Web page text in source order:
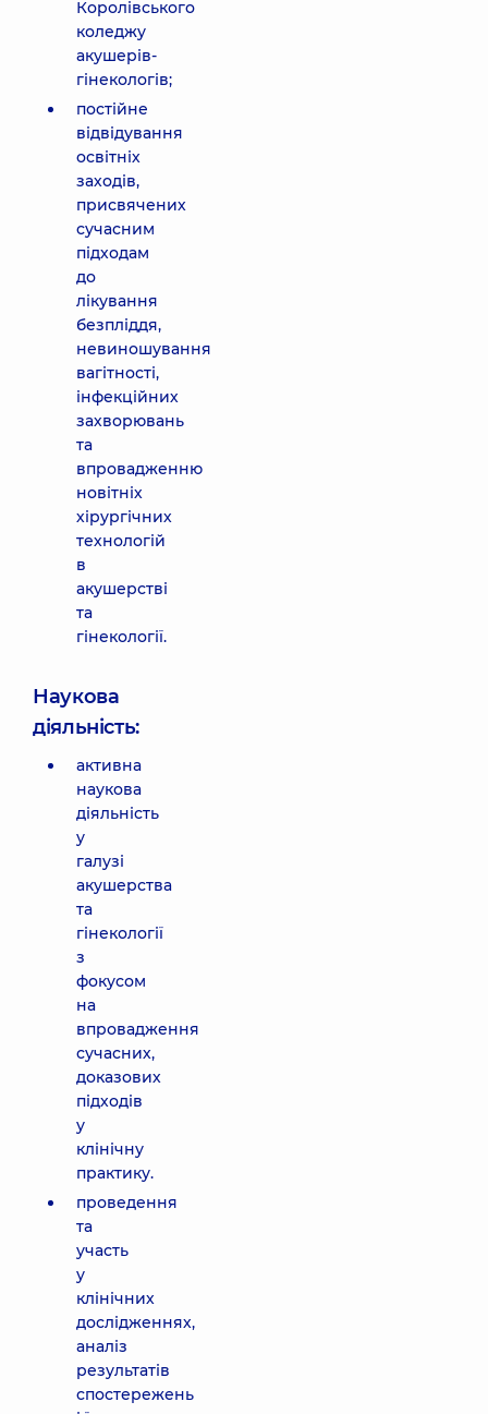
Королівського
коледжу
акушерів-
гінекологів;
постійне
відвідування
освітніх
заходів,
присвячених
сучасним
підходам
до
лікування
безпліддя,
невиношування
вагітності,
інфекційних
захворювань
та
впровадженню
новітніх
хірургічних
технологій
в
акушерстві
та
гінекології.
Наукова
діяльність:
активна
наукова
діяльність
у
галузі
акушерства
та
гінекології
з
фокусом
на
впровадження
сучасних,
доказових
підходів
у
клінічну
практику.
проведення
та
участь
у
клінічних
дослідженнях,
аналіз
результатів
спостережень